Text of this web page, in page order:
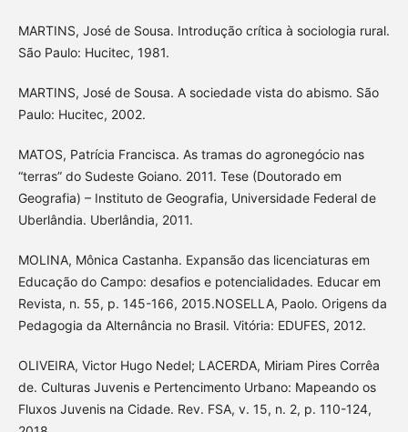
MARTINS, José de Sousa. Introdução crítica à sociologia rural.
São Paulo: Hucitec, 1981.
MARTINS, José de Sousa. A sociedade vista do abismo. São
Paulo: Hucitec, 2002.
MATOS, Patrícia Francisca. As tramas do agronegócio nas
“terras” do Sudeste Goiano. 2011. Tese (Doutorado em
Geografia) – Instituto de Geografia, Universidade Federal de
Uberlândia. Uberlândia, 2011.
MOLINA, Mônica Castanha. Expansão das licenciaturas em
Educação do Campo: desafios e potencialidades. Educar em
Revista, n. 55, p. 145-166, 2015.NOSELLA, Paolo. Origens da
Pedagogia da Alternância no Brasil. Vitória: EDUFES, 2012.
OLIVEIRA, Victor Hugo Nedel; LACERDA, Miriam Pires Corrêa
de. Culturas Juvenis e Pertencimento Urbano: Mapeando os
Fluxos Juvenis na Cidade. Rev. FSA, v. 15, n. 2, p. 110-124,